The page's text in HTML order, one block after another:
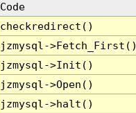
Code
checkredirect()
jzmysql-
jzmysql->Init()
jzmysql->Open()
jzmysql->halt()